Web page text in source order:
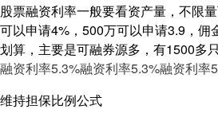
股票融资利率一般要看资产量，不限
可以申请4%，500万可以申请3.9，佣
划算，主要是可融券源多，有1500多
融资利率5.3%融资利率5.3%融资利率
维持担保比例公式